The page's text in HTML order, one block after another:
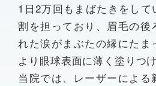
1日2万回もまばたきをして
割を担っており、眉毛の後
れた涙がまぶたの縁にたま
より眼球表面に薄く塗りつ
当院では、レーザーによる